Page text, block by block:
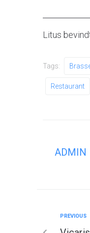
Litus
Tags:
Restaurant
ADMIN
PREVIOUS